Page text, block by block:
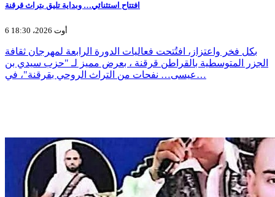
افتتاح استثنائي… وبداية تليق بتراث قرقنة
6 أوت 2026، 18:30
بكل فخر واعتزاز، افتُتحت فعاليات الدورة الرابعة لمهرجان ثقافة
الجزر المتوسطية بالقراطن قرقنة ، بعرض مميز لـ "حزب سيدي بن
عيسى… نفحات من التراث الروحي بقرقنة"، في…